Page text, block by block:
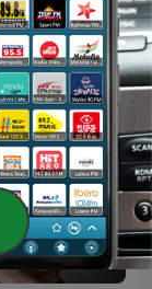
Αγιορειτών